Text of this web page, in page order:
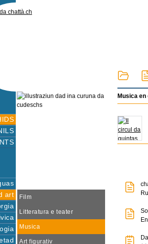
art
Film
Litteratura e teater
Musica
Art figurativ
Musica